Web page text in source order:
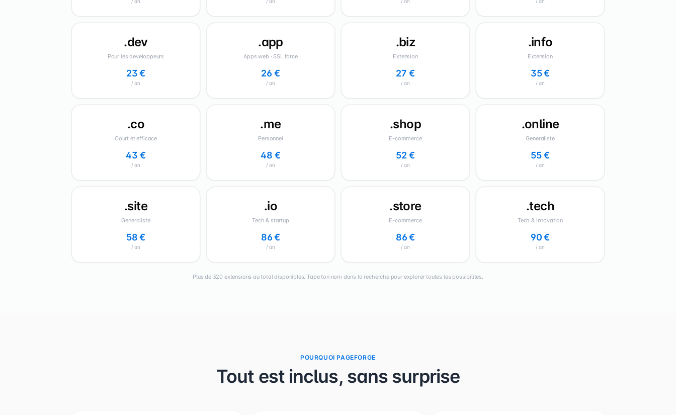
.dev
Pour les developpeurs
23 €
/ an
.app
Apps web · SSL force
26 €
/ an
.biz
Extension
27 €
/ an
.info
Extension
35 €
/ an
.co
Court et efficace
43 €
/ an
.me
Personnel
48 €
/ an
.shop
E-commerce
52 €
/ an
.online
Generaliste
55 €
/ an
.site
Generaliste
58 €
/ an
.io
Tech & startup
86 €
/ an
.store
E-commerce
86 €
/ an
.tech
Tech & innovation
90 €
/ an
Plus de 320 extensions au total disponibles. Tape ton nom dans la recherche pour explorer toutes les possibilites.
POURQUOI PAGEFORGE
Tout est inclus, sans surprise